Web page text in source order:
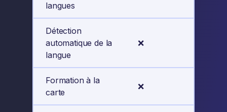
langues
Détection
automatique de la
langue
❌
Formation à la
carte
❌